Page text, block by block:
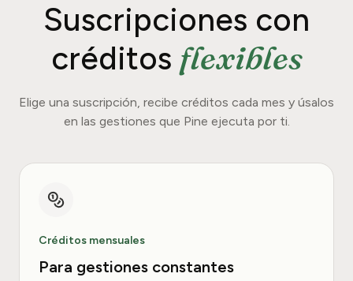
Suscripciones con
créditos flexibles
Elige una suscripción, recibe créditos cada mes y úsalos
en las gestiones que Pine ejecuta por ti.
Créditos mensuales
Para gestiones constantes